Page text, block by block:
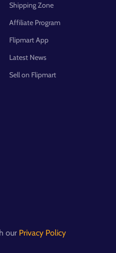
Shipping Zone
Affiliate Program
Flipmart App
Latest News
Sell on Flipmart
our Privacy Policy